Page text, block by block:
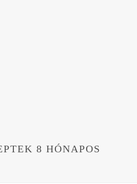
8 HÓNAPOS